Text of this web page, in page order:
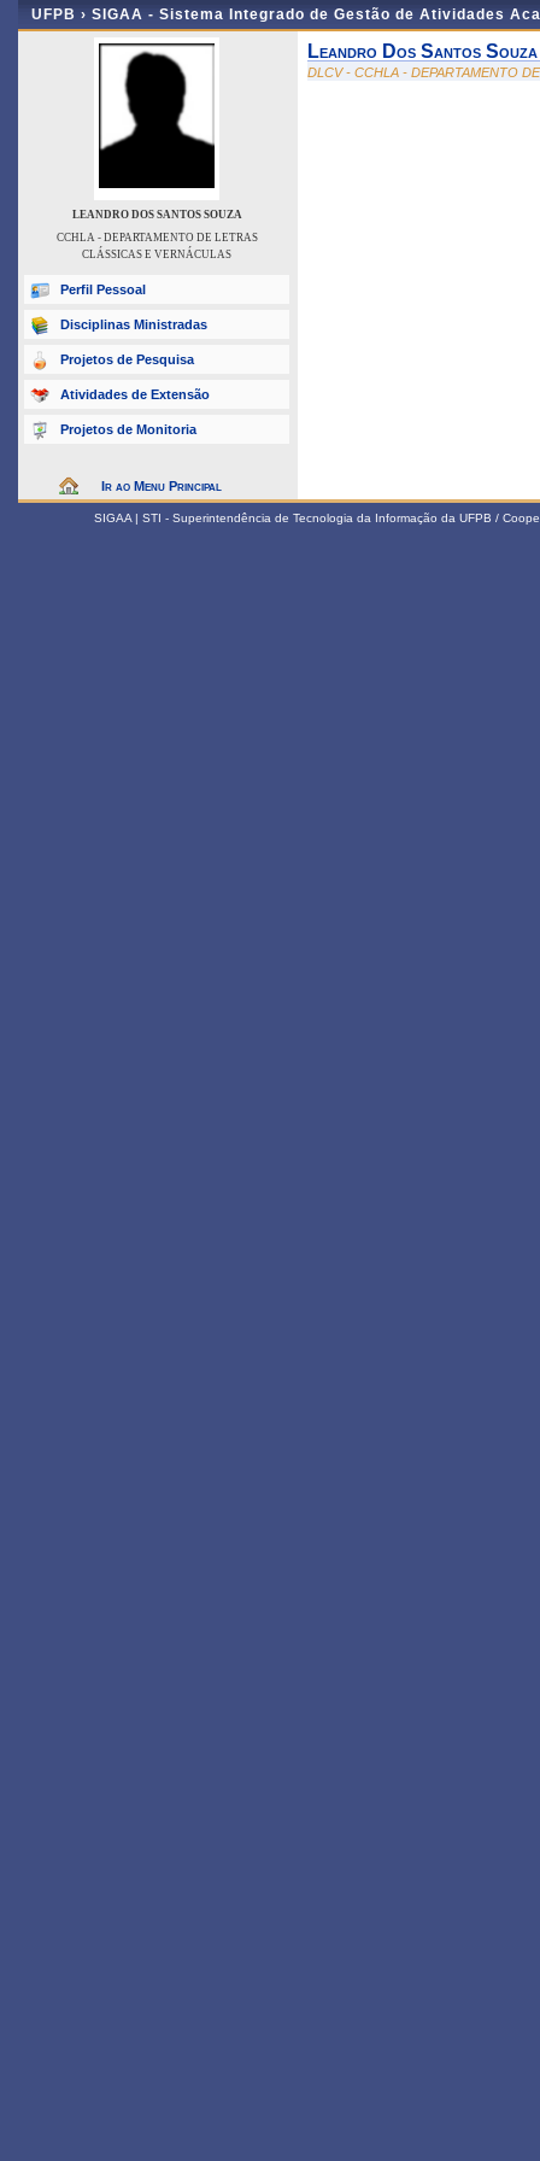
UFPB › SIGAA - Sistema Integrado de Gestão de Atividades
LEANDRO DOS SANTOS SOUZA
CCHLA - DEPARTAMENTO DE LETRAS
CLÁSSICAS E VERNÁCULAS
Perfil Pessoal
Disciplinas Ministradas
Projetos de Pesquisa
Atividades de Extensão
Projetos de Monitoria
Ir ao Menu Principal
Leandro Dos Santos Souza
DLCV - CCHLA - DEPARTAMENTO
SIGAA | STI - Superintendência de Tecnologia da Informação da UFPB /